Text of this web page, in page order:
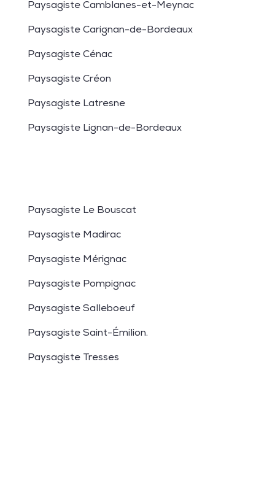
Paysagiste Camblanes-et-Meynac
Paysagiste Carignan-de-Bordeaux
Paysagiste Cénac
Paysagiste Créon
Paysagiste Latresne
Paysagiste Lignan-de-Bordeaux
Paysagiste Le Bouscat
Paysagiste Madirac
Paysagiste Mérignac
Paysagiste Pompignac
Paysagiste Salleboeuf
Paysagiste Saint-Émilion.
Paysagiste Tresses